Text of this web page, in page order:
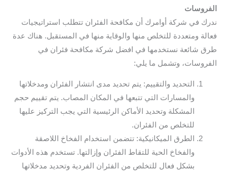
الفروسات
ندرك في شركة أوامرك أن مكافحة الفئران تتطلب استراتيجيات
فعالة ومتعددة للتخلص منها والوقاية منها في المستقبل. هناك عدة
طرق شائعة نستخدمها في افضل شركة مكافحة فئران في
الفروسات، وتشمل ما يلي:
التحديد والتقييم: يتم تحديد مدى انتشار الفئران ومدخلاتها
والمسارات التي تتبعها في المكان المصاب. يتم تقييم حجم
المشكلة وتحديد الأماكن الرئيسية التي يجب التركيز عليها
للتخلص من الفئران.
الطرق الميكانيكية: تتضمن استخدام الفخاخ اللاصقة
والفخاخ الحية للتقاط الفئران وإزالتها. تستخدم هذه الأدوات
بشكل فعال للتخلص من الفئران الفردية وتحديد مدخلاتها